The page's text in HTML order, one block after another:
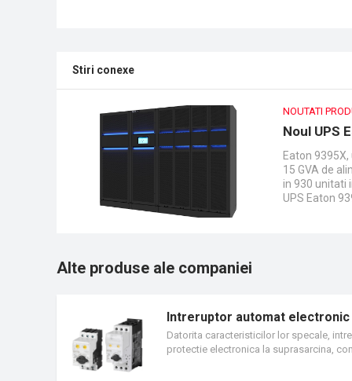
Stiri conexe
NOUTATI
Noul UPS
Eaton
15 GVA de
in 930 unitati
UPS Eaton
Alte produse ale companiei
Intreruptor automat
Datorita caracteristicilor lor specale,
protectie electronica la suprasarcina,
curentului de pana la 65 A. Adaugand